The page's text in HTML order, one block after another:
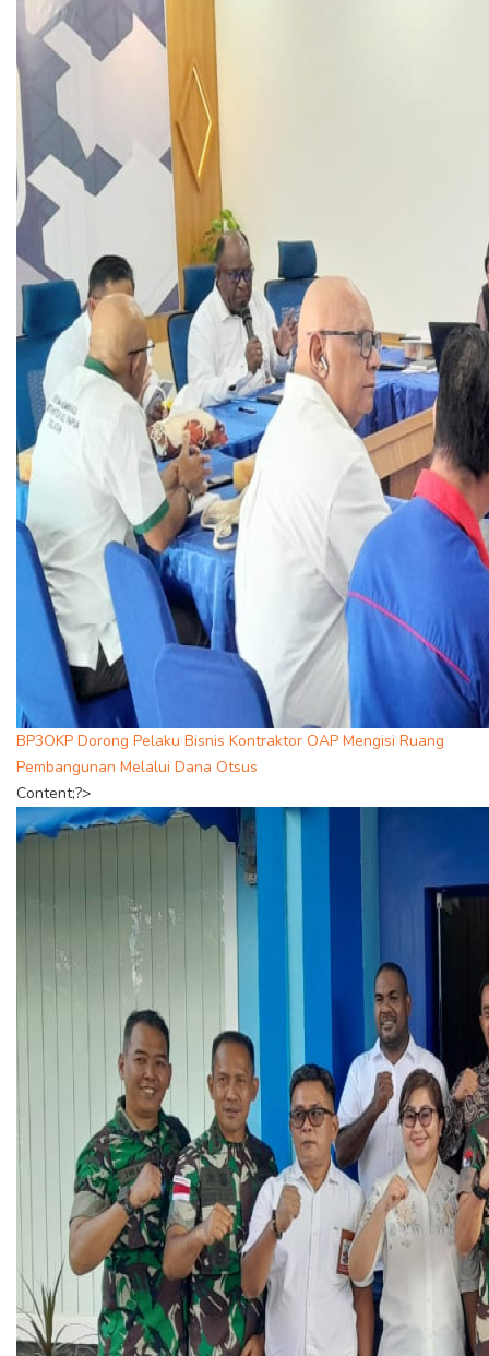
BP3OKP Dorong Pelaku Bisnis Kontraktor OAP Mengisi Ruang
Pembangunan Melalui Dana Otsus
Content;?>